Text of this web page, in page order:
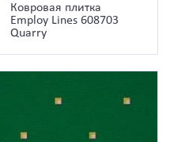
Ковровая плитка
Employ Lines 608703
Quarry